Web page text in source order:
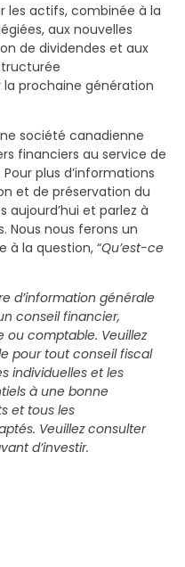
les actifs, combinée à la
aux nouvelles
de dividendes et aux
prochaine génération
société canadienne
financiers au service de
plus d’informations
et de préservation du
et parlez à
Nous nous ferons un
à la question, “Qu’est-ce
d’information générale
conseil financier,
ou comptable. Veuillez
pour tout conseil fiscal
individuelles et les
à une bonne
et tous les
Veuillez consulter
d’investir.